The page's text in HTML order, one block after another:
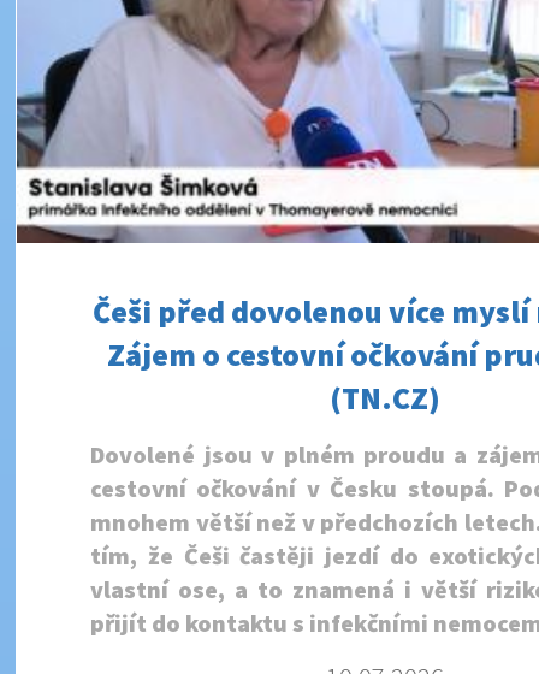
Češi před dovolenou více
Zájem o cestovní očkování
(TN.CZ)
Dovolené jsou v plném proudu a
cestovní očkování v Česku stoupá.
mnohem větší než v předchozích
tím, že Češi častěji jezdí do
vlastní ose, a to znamená i větší
přijít do kontaktu s infekčními